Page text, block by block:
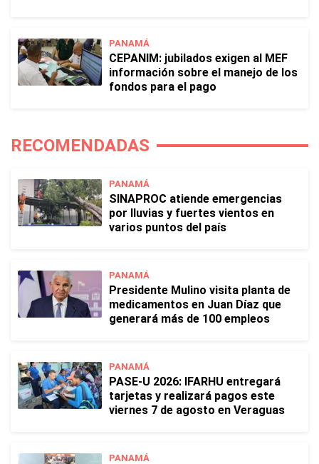
PANAMÁ
CEPANIM: jubilados exigen al MEF
información sobre el manejo de los
fondos para el pago
RECOMENDADAS
PANAMÁ
SINAPROC atiende emergencias
por lluvias y fuertes vientos en
varios puntos del país
PANAMÁ
Presidente Mulino visita planta de
medicamentos en Juan Díaz que
generará más de 100 empleos
PANAMÁ
PASE-U 2026: IFARHU entregará
tarjetas y realizará pagos este
viernes 7 de agosto en Veraguas
PANAMÁ